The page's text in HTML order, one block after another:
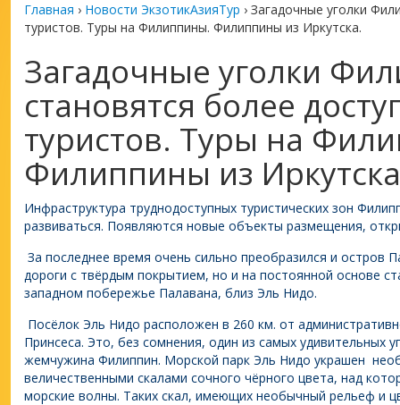
Главная › Новости ЭкзотикАзияТур › Загадочные уголки
туристов. Туры на Филиппины. Филиппины из Иркутска.
Загадочные уголки
становятся более
туристов. Туры на
Филиппины из
Инфраструктура труднодоступных туристических зон
развиваться. Появляются новые объекты размещения,
За последнее время очень сильно преобразился и остров
дороги с твёрдым покрытием, но и на постоянной основе
западном побережье Палавана, близ Эль Нидо.
Посёлок Эль Нидо расположен в 260 км. от
Принсеса. Это, без сомнения, один из самых удивительных
жемчужина Филиппин. Морской парк Эль Нидо украшен
величественными скалами сочного чёрного цвета, над
морские волны. Таких скал, имеющих необычный рельеф и